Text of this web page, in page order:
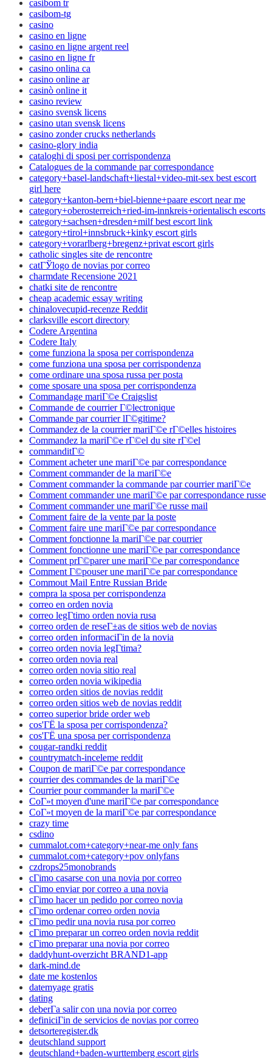
casibom tr
casibom-tg
casino
casino en ligne
casino en ligne argent reel
casino en ligne fr
casino onlina ca
casino online ar
casinò online it
casino review
casino svensk licens
casino utan svensk licens
casino zonder crucks netherlands
casino-glory india
cataloghi di sposi per corrispondenza
Catalogues de la commande par correspondance
category+basel-landschaft+liestal+video-mit-sex best escort
girl here
category+kanton-bern+biel-bienne+paare escort near me
category+oberosterreich+ried-im-innkreis+orientalisch escorts
category+sachsen+dresden+milf best escort link
category+tirol+innsbruck+kinky escort girls
category+vorarlberg+bregenz+privat escort girls
catholic singles site de rencontre
catГЎlogo de novias por correo
charmdate Recensione 2021
chatki site de rencontre
cheap academic essay writing
chinalovecupid-recenze Reddit
clarksville escort directory
Codere Argentina
Codere Italy
come funziona la sposa per corrispondenza
come funziona una sposa per corrispondenza
come ordinare una sposa russa per posta
come sposare una sposa per corrispondenza
Commandage mariГ©e Craigslist
Commande de courrier Г©lectronique
Commande par courrier lГ©gitime?
Commandez de la courrier mariГ©e rГ©elles histoires
Commandez la mariГ©e rГ©el du site rГ©el
commanditГ©
Comment acheter une mariГ©e par correspondance
Comment commander de la mariГ©e
Comment commander la commande par courrier mariГ©e
Comment commander une mariГ©e par correspondance russe
Comment commander une mariГ©e russe mail
Comment faire de la vente par la poste
Comment faire une mariГ©e par correspondance
Comment fonctionne la mariГ©e par courrier
Comment fonctionne une mariГ©e par correspondance
Comment prГ©parer une mariГ©e par correspondance
Comment Г©pouser une mariГ©e par correspondance
Commout Mail Entre Russian Bride
compra la sposa per corrispondenza
correo en orden novia
correo legГ­timo orden novia rusa
correo orden de reseГ±as de sitios web de novias
correo orden informaciГіn de la novia
correo orden novia legГ­tima?
correo orden novia real
correo orden novia sitio real
correo orden novia wikipedia
correo orden sitios de novias reddit
correo orden sitios web de novias reddit
correo superior bride order web
cos'ГЁ la sposa per corrispondenza?
cos'ГЁ una sposa per corrispondenza
cougar-randki reddit
countrymatch-inceleme reddit
Coupon de mariГ©e par correspondance
courrier des commandes de la mariГ©e
Courrier pour commander la mariГ©e
CoГ»t moyen d'une mariГ©e par correspondance
CoГ»t moyen de la mariГ©e par correspondance
crazy time
csdino
cummalot.com+category+near-me only fans
cummalot.com+category+pov onlyfans
czdrops25monobrands
cГіmo casarse con una novia por correo
cГіmo enviar por correo a una novia
cГіmo hacer un pedido por correo novia
cГіmo ordenar correo orden novia
cГіmo pedir una novia rusa por correo
cГіmo preparar un correo orden novia reddit
cГіmo preparar una novia por correo
daddyhunt-overzicht BRAND1-app
dark-mind.de
date me kostenlos
datemyage gratis
dating
deberГ­a salir con una novia por correo
definiciГіn de servicios de novias por correo
detsorteregister.dk
deutschland support
deutschland+baden-wurttemberg escort girls